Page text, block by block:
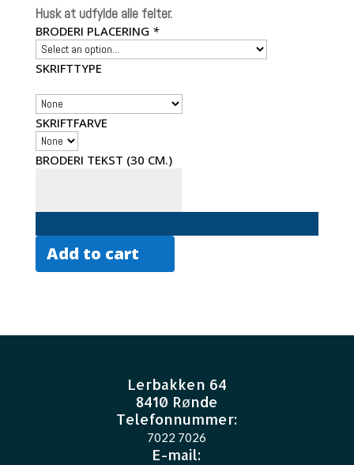
Husk at udfylde alle felter.
BRODERI PLACERING *
SKRIFTTYPE
SKRIFTFARVE
BRODERI TEKST (30 CM.)
Add to cart
Lerbakken 64
8410 Rønde
Telefonnummer:
7022 7026
E-mail: